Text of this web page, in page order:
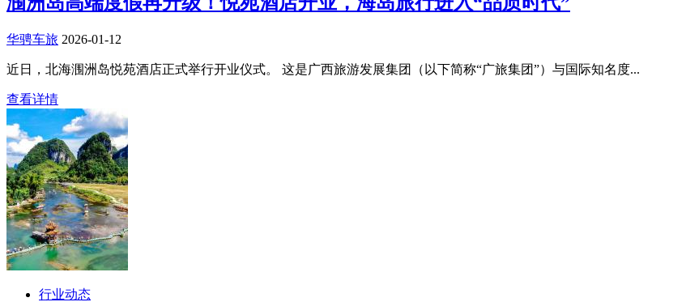
华骋车旅 2026-01-12
近日，北海涠洲岛悦苑酒店正式举行开业仪式。 这是广西旅游发展集团（以下简称“广旅集团”）与国际知名度...
查看详情
行业动态